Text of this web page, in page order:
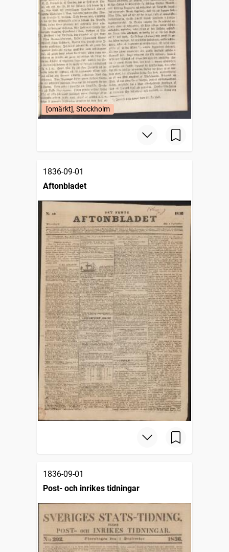
[omärkt], Stockholm
1836-09-01
Aftonbladet
1836-09-01
Post- och inrikes tidningar